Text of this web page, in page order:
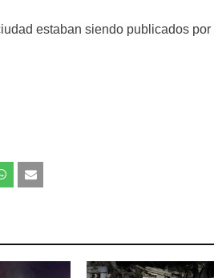
estaban siendo publicados por